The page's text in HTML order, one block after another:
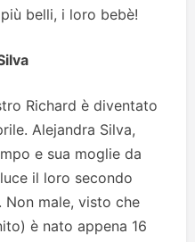
belli, i loro bebè!
Richard è diventato
Alejandra Silva,
e sua moglie da
il loro secondo
male, visto che
è nato appena 16